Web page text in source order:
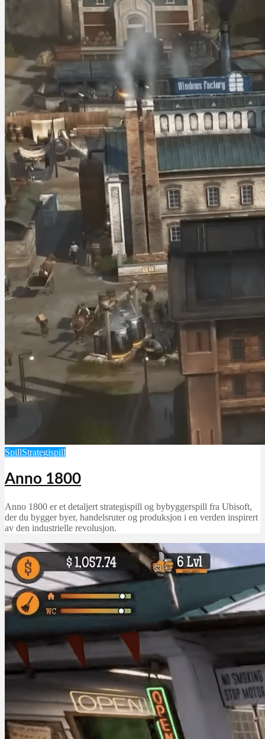
SpillStrategispill
Anno 1800
Anno 1800 er et detaljert strategispill og bybyggerspill fra Ubisoft,
der du bygger byer, handelsruter og produksjon i en verden inspirert
av den industrielle revolusjon.